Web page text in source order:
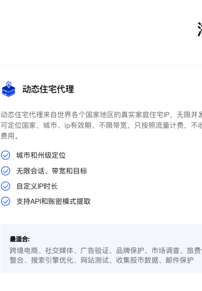
动态住宅代理
动态住宅代理来自世界各个国家地区的真实家庭住宅IP，无限并
可定位国家、城市、ip有效期、不限带宽，只按照流量计费，不
费用。
城市和州级定位
无限会话、带宽和目标
自定义IP时长
支持API和账密模式提取
最适合:
跨境电商、社交媒体、广告验证、品牌保护、市场调查、旅
整合、搜索引擎优化、网站测试、收集股市数据、邮件保护